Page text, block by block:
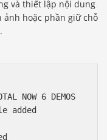
và thiết lập nội dung
hoặc phần giữ chỗ
NOW 6 DEMOS
added